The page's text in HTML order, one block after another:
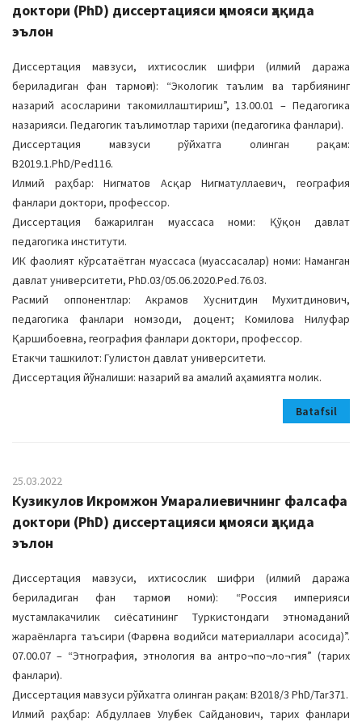
доктори (PhD) диссертацияси ҳимояси ҳақида
эълон
Диссертация мавзуси, ихтисослик шифри (илмий даража
бериладиган фан тармоғи): “Экологик таълим ва тарбиянинг
назарий асосларини такомиллаштириш”, 13.00.01 – Педагогика
назарияси. Педагогик таълимотлар тарихи (педагогика фанлари).
Диссертация мавзуси рўйхатга олинган рақам:
В2019.1.PhD/Ped116.
Илмий раҳбар: Нигматов Асқар Нигматуллаевич, география
фанлари доктори, профессор.
Диссертация бажарилган муассаса номи: Қўқон давлат
педагогика институти.
ИК фаолият кўрсатаётган муассаса (муассасалар) номи: Наманган
давлат университети, PhD.03/05.06.2020.Ped.76.03.
Расмий оппонентлар: Акрамов Хуснитдин Мухитдинович,
педагогика фанлари номзоди, доцент; Комилова Нилуфар
Қаршибоевна, география фанлари доктори, профессор.
Етакчи ташкилот: Гулистон давлат университети.
Диссертация йўналиши: назарий ва амалий аҳамиятга молик.
Batafsil
25.03.2022
Кузикулов Икромжон Умаралиевичнинг фалсафа
доктори (PhD) диссертацияси ҳимояси ҳақида
эълон
Диссертация мавзуси, ихтисослик шифри (илмий даража
бериладиган фан тармоғи номи): “Россия империяси
мустамлакачилик сиёсатининг Туркистондаги этномаданий
жараёнларга таъсири (Фарғона водийси материаллари асосида)”.
07.00.07 – “Этнография, этнология ва антро¬по¬ло¬гия” (тарих
фанлари).
Диссертация мавзуси рўйхатга олинган рақам: B2018/3 PhD/Tar371.
Илмий раҳбар: Абдуллаев Улуғбек Сайданович, тарих фанлари